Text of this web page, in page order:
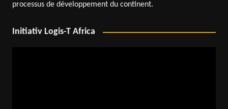
processus de développement du continent.
Initiativ Logis-T Africa